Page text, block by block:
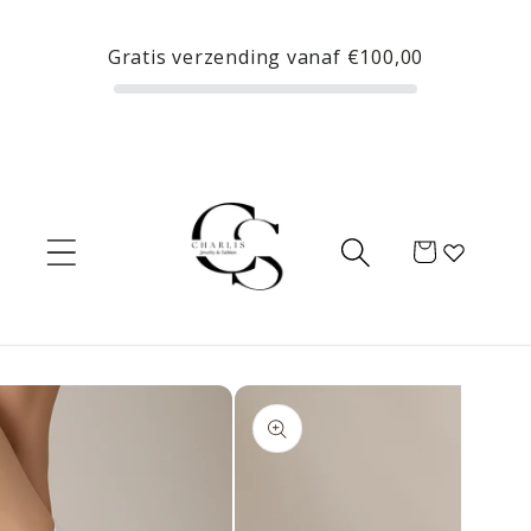
Gratis verzending vanaf €100,00
content
Winkelwagen
direct naar